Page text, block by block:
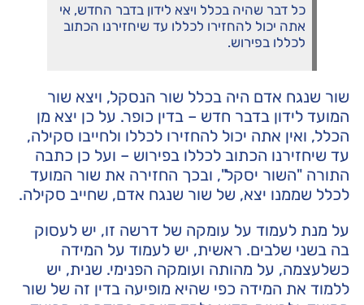
כל דבר שהיה בכלל ויצא לידון בדבר החדש, אי
אתה יכול להחזירו לכללו עד שיחזירנו הכתוב
לכללו בפירוש.
שור שנגח אדם היה בכלל שור הנסקל, ויצא שור
המועד לידון בדבר חדש – בדין כופר. על כן יצא מן
הכלל, ואין אתה יכול להחזירו לכללו ולחייבו סקילה,
עד שיחזירנו הכתוב לכללו בפירוש – ועל כן כתבה
התורה "השור יסקל", ובכך החזירה את שור המועד
לכלל שממנו יצא, של שור שנגח אדם, שחייב סקילה.
על מנת לעמוד על עומקה של דרשה זו, יש לעסוק
בה בשני שלבים. ראשית, יש לעמוד על המידה
כשלעצמה, על מהותה ועומקה הפנימי. שנית, יש
ללמוד את המידה כפי שהיא מופיעה בדין זה של שור